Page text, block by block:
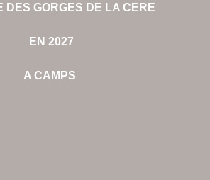
DES GORGES DE LA CERE
EN 2027
A CAMPS